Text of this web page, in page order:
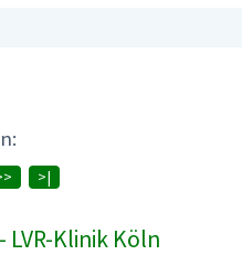
>|
LVR-Klinik Köln